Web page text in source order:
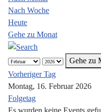
Nach Woche
Heute
Gehe zu Monat
Gehe zu
Vorheriger Tag
Montag, 16. Februar 2026
Folgetag
Es wurden keine Events